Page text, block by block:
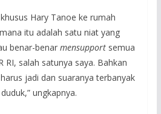
Hary Tanoe ke rumah
itu adalah satu niat yang
benar-benar mensupportsemua
RI, salah satunya saya. Bahkan
jadi dan suaranya terbanyak
ungkapnya.